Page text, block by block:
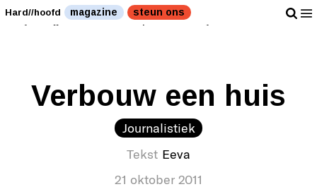
Dan heb je nog wat te lullen op een feestje. " />
Dan
heb je nog wat te lullen op een feestje. " />
Hard//hoofd magazine steun ons
Verbouw een huis
Journalistiek
Tekst Eeva
21 oktober 2011